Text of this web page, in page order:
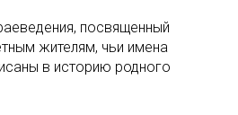
посвященный
жителям, чьи имена
в историю родного